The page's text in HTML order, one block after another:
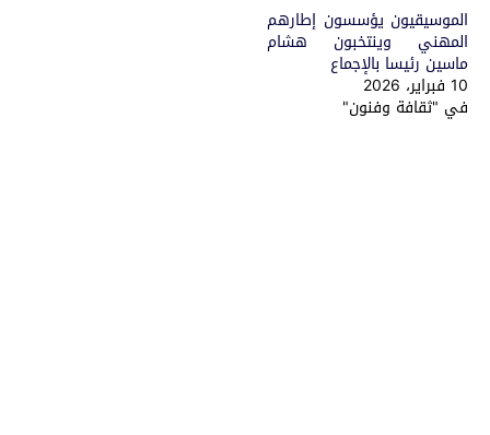
الموسيقيون يؤسسون إطارهم
المهني وينتخبون هشام
ماسين رئيسا بالإجماع
10 فبراير، 2026
في "ثقافة وفنون"